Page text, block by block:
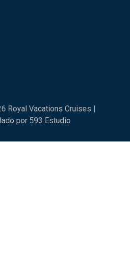
Royal Vacations Cruises |
por 593 Estudio